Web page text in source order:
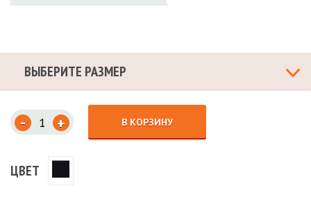
ВЫБЕРИТЕ РАЗМЕР
- + В КОРЗИНУ
ЦВЕТ